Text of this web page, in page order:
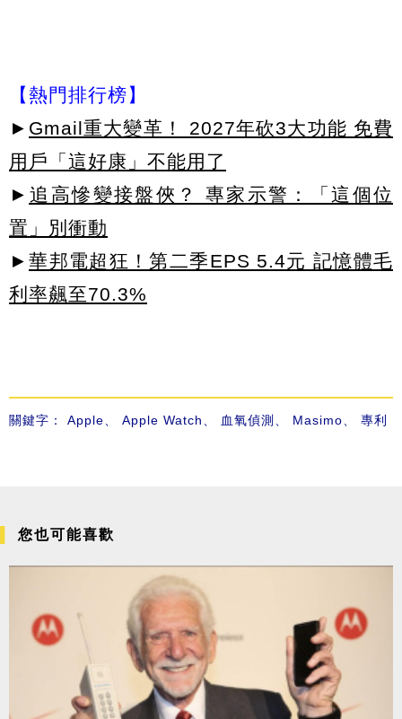
【熱門排行榜】
► Gmail重大變革！ 2027年砍3大功能 免費
用戶「這好康」不能用了
► 追高慘變接盤俠？ 專家示警：「這個位
置」別衝動
► 華邦電超狂！第二季EPS 5.4元 記憶體毛
利率飆至70.3%
關鍵字： Apple Apple Watch 血氧偵測 Masimo 專利
您也可能喜歡